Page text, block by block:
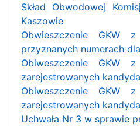
Skład Obwodowej
Kaszowie
Obwieszczenie GKW
przyznanych numerach
Obiweszczenie GKW
zarejestrowanych
Obiweszczenie GKW
zarejestrowanych
Uchwała Nr 3 w sprawie